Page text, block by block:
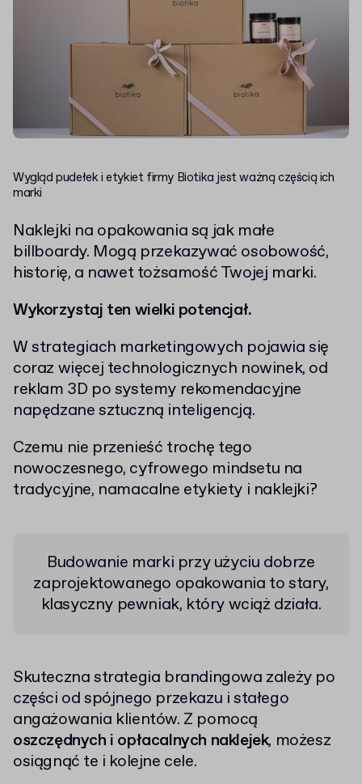
Wygląd pudełek i etykiet firmy Biotika jest ważną częścią ich
marki
Naklejki na opakowania są jak małe
billboardy. Mogą przekazywać osobowość,
historię, a nawet tożsamość Twojej marki.
Wykorzystaj ten wielki potencjał.
W strategiach marketingowych pojawia się
coraz więcej technologicznych nowinek, od
reklam 3D po systemy rekomendacyjne
napędzane sztuczną inteligencją.
Czemu nie przenieść trochę tego
nowoczesnego, cyfrowego mindsetu na
tradycyjne, namacalne etykiety i naklejki?
Budowanie marki przy użyciu dobrze
zaprojektowanego opakowania to stary,
klasyczny pewniak, który wciąż działa.
Skuteczna strategia brandingowa zależy po
części od spójnego przekazu i stałego
angażowania klientów. Z pomocą
oszczędnych i opłacalnych naklejek, możesz
osiągnąć te i kolejne cele.